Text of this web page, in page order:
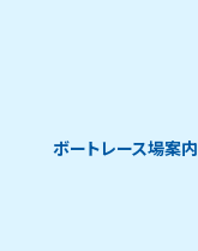
ボートレース場案内